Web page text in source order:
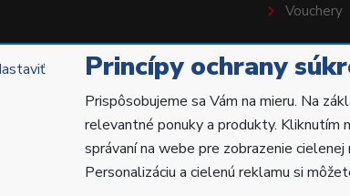
Vouchery
a.s. Všetky práva vyhradené.
Princípy ochrany
Prispôsobujeme sa Vám na mieru. Na
relevantné ponuky a produkty. Kliknutím
správaní na webe pre zobrazenie
Personalizáciu a cielenú reklamu si